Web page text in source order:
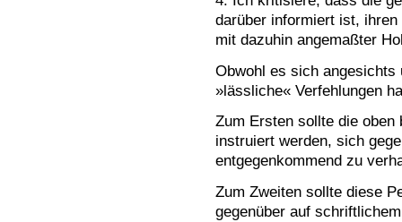
darüber informiert ist,
mit dazuhin angemaßter
Obwohl es sich angesichts
»lässliche« Verfehlungen
Zum Ersten sollte die oben
instruiert werden, sich
entgegenkommend zu
Zum Zweiten sollte diese
gegenüber auf